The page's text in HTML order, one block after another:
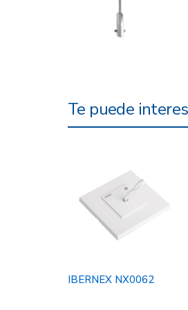
Te puede
IBERNEX NX0062